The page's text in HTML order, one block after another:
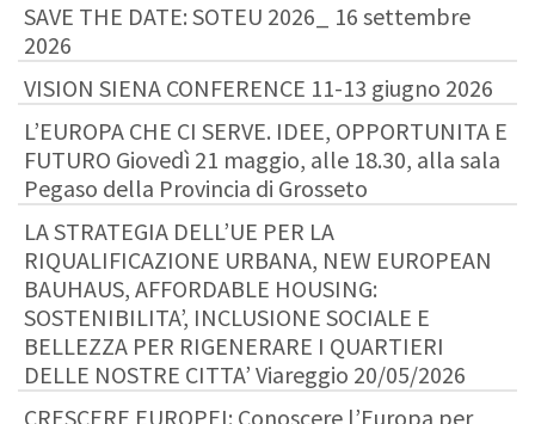
SAVE THE DATE: SOTEU 2026_ 16 settembre
2026
VISION SIENA CONFERENCE 11-13 giugno 2026
L’EUROPA CHE CI SERVE. IDEE, OPPORTUNITA E
FUTURO Giovedì 21 maggio, alle 18.30, alla sala
Pegaso della Provincia di Grosseto
LA STRATEGIA DELL’UE PER LA
RIQUALIFICAZIONE URBANA, NEW EUROPEAN
BAUHAUS, AFFORDABLE HOUSING:
SOSTENIBILITA’, INCLUSIONE SOCIALE E
BELLEZZA PER RIGENERARE I QUARTIERI
DELLE NOSTRE CITTA’ Viareggio 20/05/2026
CRESCERE EUROPEI: Conoscere l’Europa per